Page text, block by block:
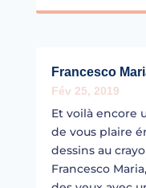
Francesco
Fév 25, 2019
Et voilà encore
de vous plaire
dessins au
Francesco